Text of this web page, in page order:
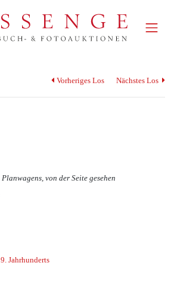
Vorheriges Los Nächstes Los
von der Seite gesehen
Jahrhunderts